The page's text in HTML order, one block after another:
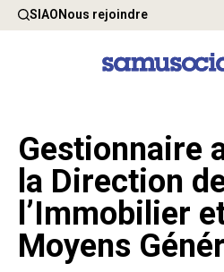
SIAONous rejoindre
Gestionnaire
la Direction
l’Immobilier
Moyens